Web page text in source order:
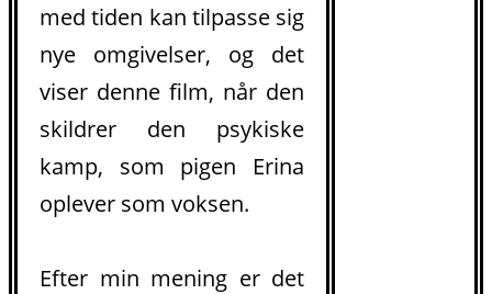
med tiden kan tilpasse sig
nye omgivelser, og det
viser denne film, når den
skildrer den psykiske
kamp, som pigen Erina
oplever som voksen.
Efter min mening er det